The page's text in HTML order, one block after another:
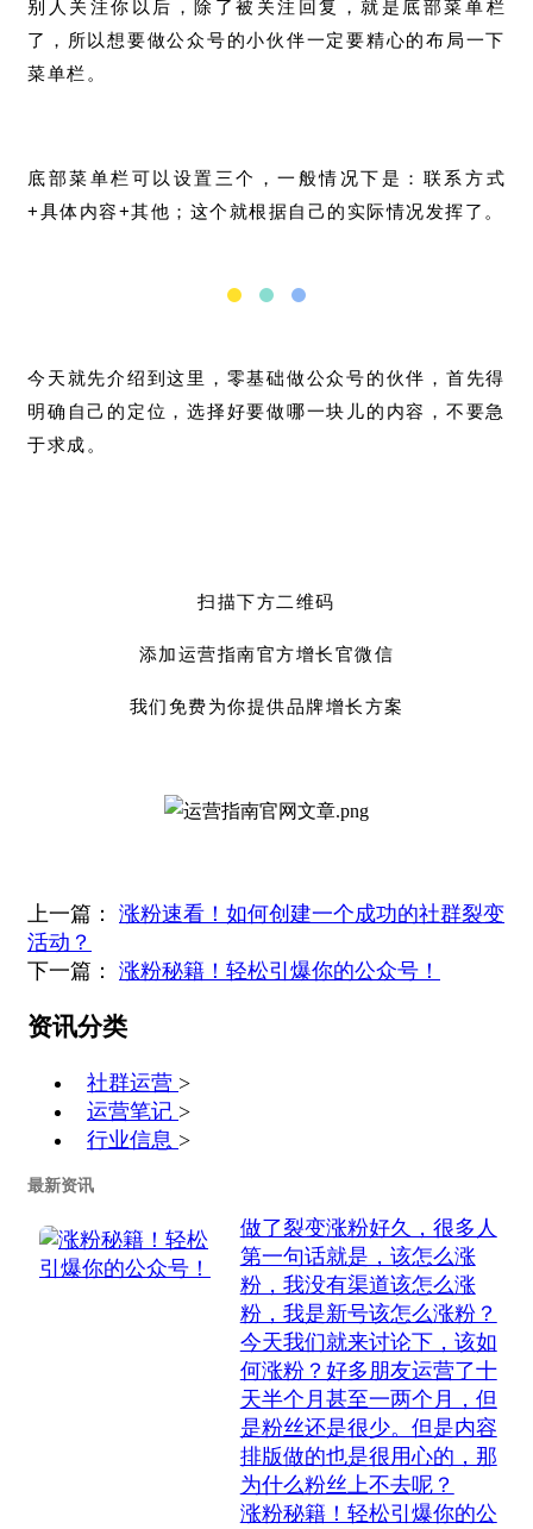
别人关注你以后，除了被关注回复，就是底部菜单栏
了，所以想要做公众号的小伙伴一定要精心的布局一下
菜单栏。
底部菜单栏可以设置三个，一般情况下是：联系方式
+具体内容+其他；这个就根据自己的实际情况发挥了。
今天就先介绍到这里，零基础做公众号的伙伴，首先得
明确自己的定位，选择好要做哪一块儿的内容，不要急
于求成。
扫描下方二维码
添加运营指南官方增长官微信
我们免费为你提供品牌增长方案
上一篇： 涨粉速看！如何创建一个成功的社群裂变
活动？
下一篇： 涨粉秘籍！轻松引爆你的公众号！
资讯分类
社群运营 >
运营笔记 >
行业信息 >
最新资讯
做了裂变涨粉好久，很多人
第一句话就是，该怎么涨
粉，我没有渠道该怎么涨
粉，我是新号该怎么涨粉？
今天我们就来讨论下，该如
何涨粉？好多朋友运营了十
天半个月甚至一两个月，但
是粉丝还是很少。但是内容
排版做的也是很用心的，那
为什么粉丝上不去呢？
涨粉秘籍！轻松引爆你的公